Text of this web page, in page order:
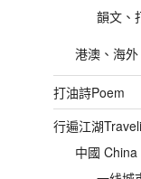
韻文、
港澳、海
打油詩Poem
行遍江湖
中國 China